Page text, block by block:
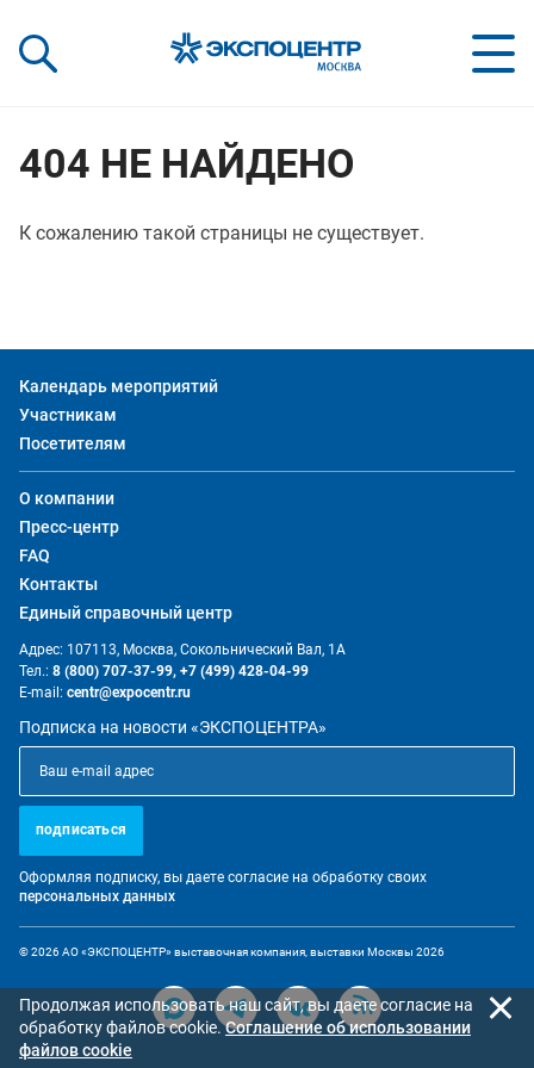
Shows:
a Key to Your Success
выставки вашего
404 НЕ НАЙДЕНО
К сожалению такой страницы не существует.
Календарь мероприятий
Участникам
Посетителям
О компании
Пресс-центр
FAQ
Контакты
Единый справочный центр
Адрес: 107113, Москва, Сокольнический Вал, 1А
Тел.: 8 (800) 707-37-99, +7 (499) 428-04-99
E-mail: centr@expocentr.ru
Подписка на новости «ЭКСПОЦЕНТРА»
подписаться
Оформляя подписку, вы даете согласие на обработку своих
персональных данных
© 2026 АО «ЭКСПОЦЕНТР» выставочная компания, выставки Москвы 2026
Продолжая использовать наш сайт, вы даете согласие на
обработку файлов cookie.Cоглашение об использовании
файлов cookie